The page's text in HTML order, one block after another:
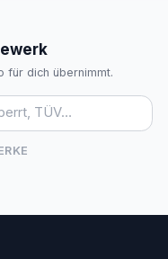
für dich übernimmt.